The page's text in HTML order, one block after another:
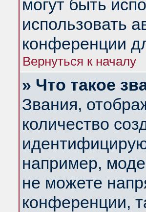
могут быть
использовать
конференции
Вернуться к началу
» Что такое
Звания,
количество
например,
не можете
конференции,